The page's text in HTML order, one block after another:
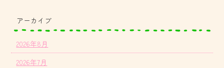
アーカイブ
2026年8月
2026年7月